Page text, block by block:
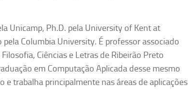
Unicamp, Ph.D. pela University of Kent at
Columbia University. É professor associado
Ciências e Letras de Ribeirão Preto
em Computação Aplicada desse mesmo
e trabalha principalmente nas áreas de aplicações